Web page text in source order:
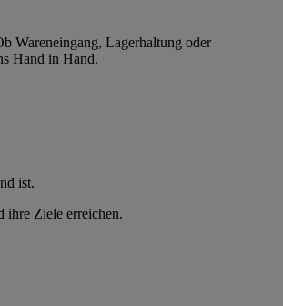
Wareneingang, Lagerhaltung oder
Hand in Hand.
ist.
ihre Ziele erreichen.